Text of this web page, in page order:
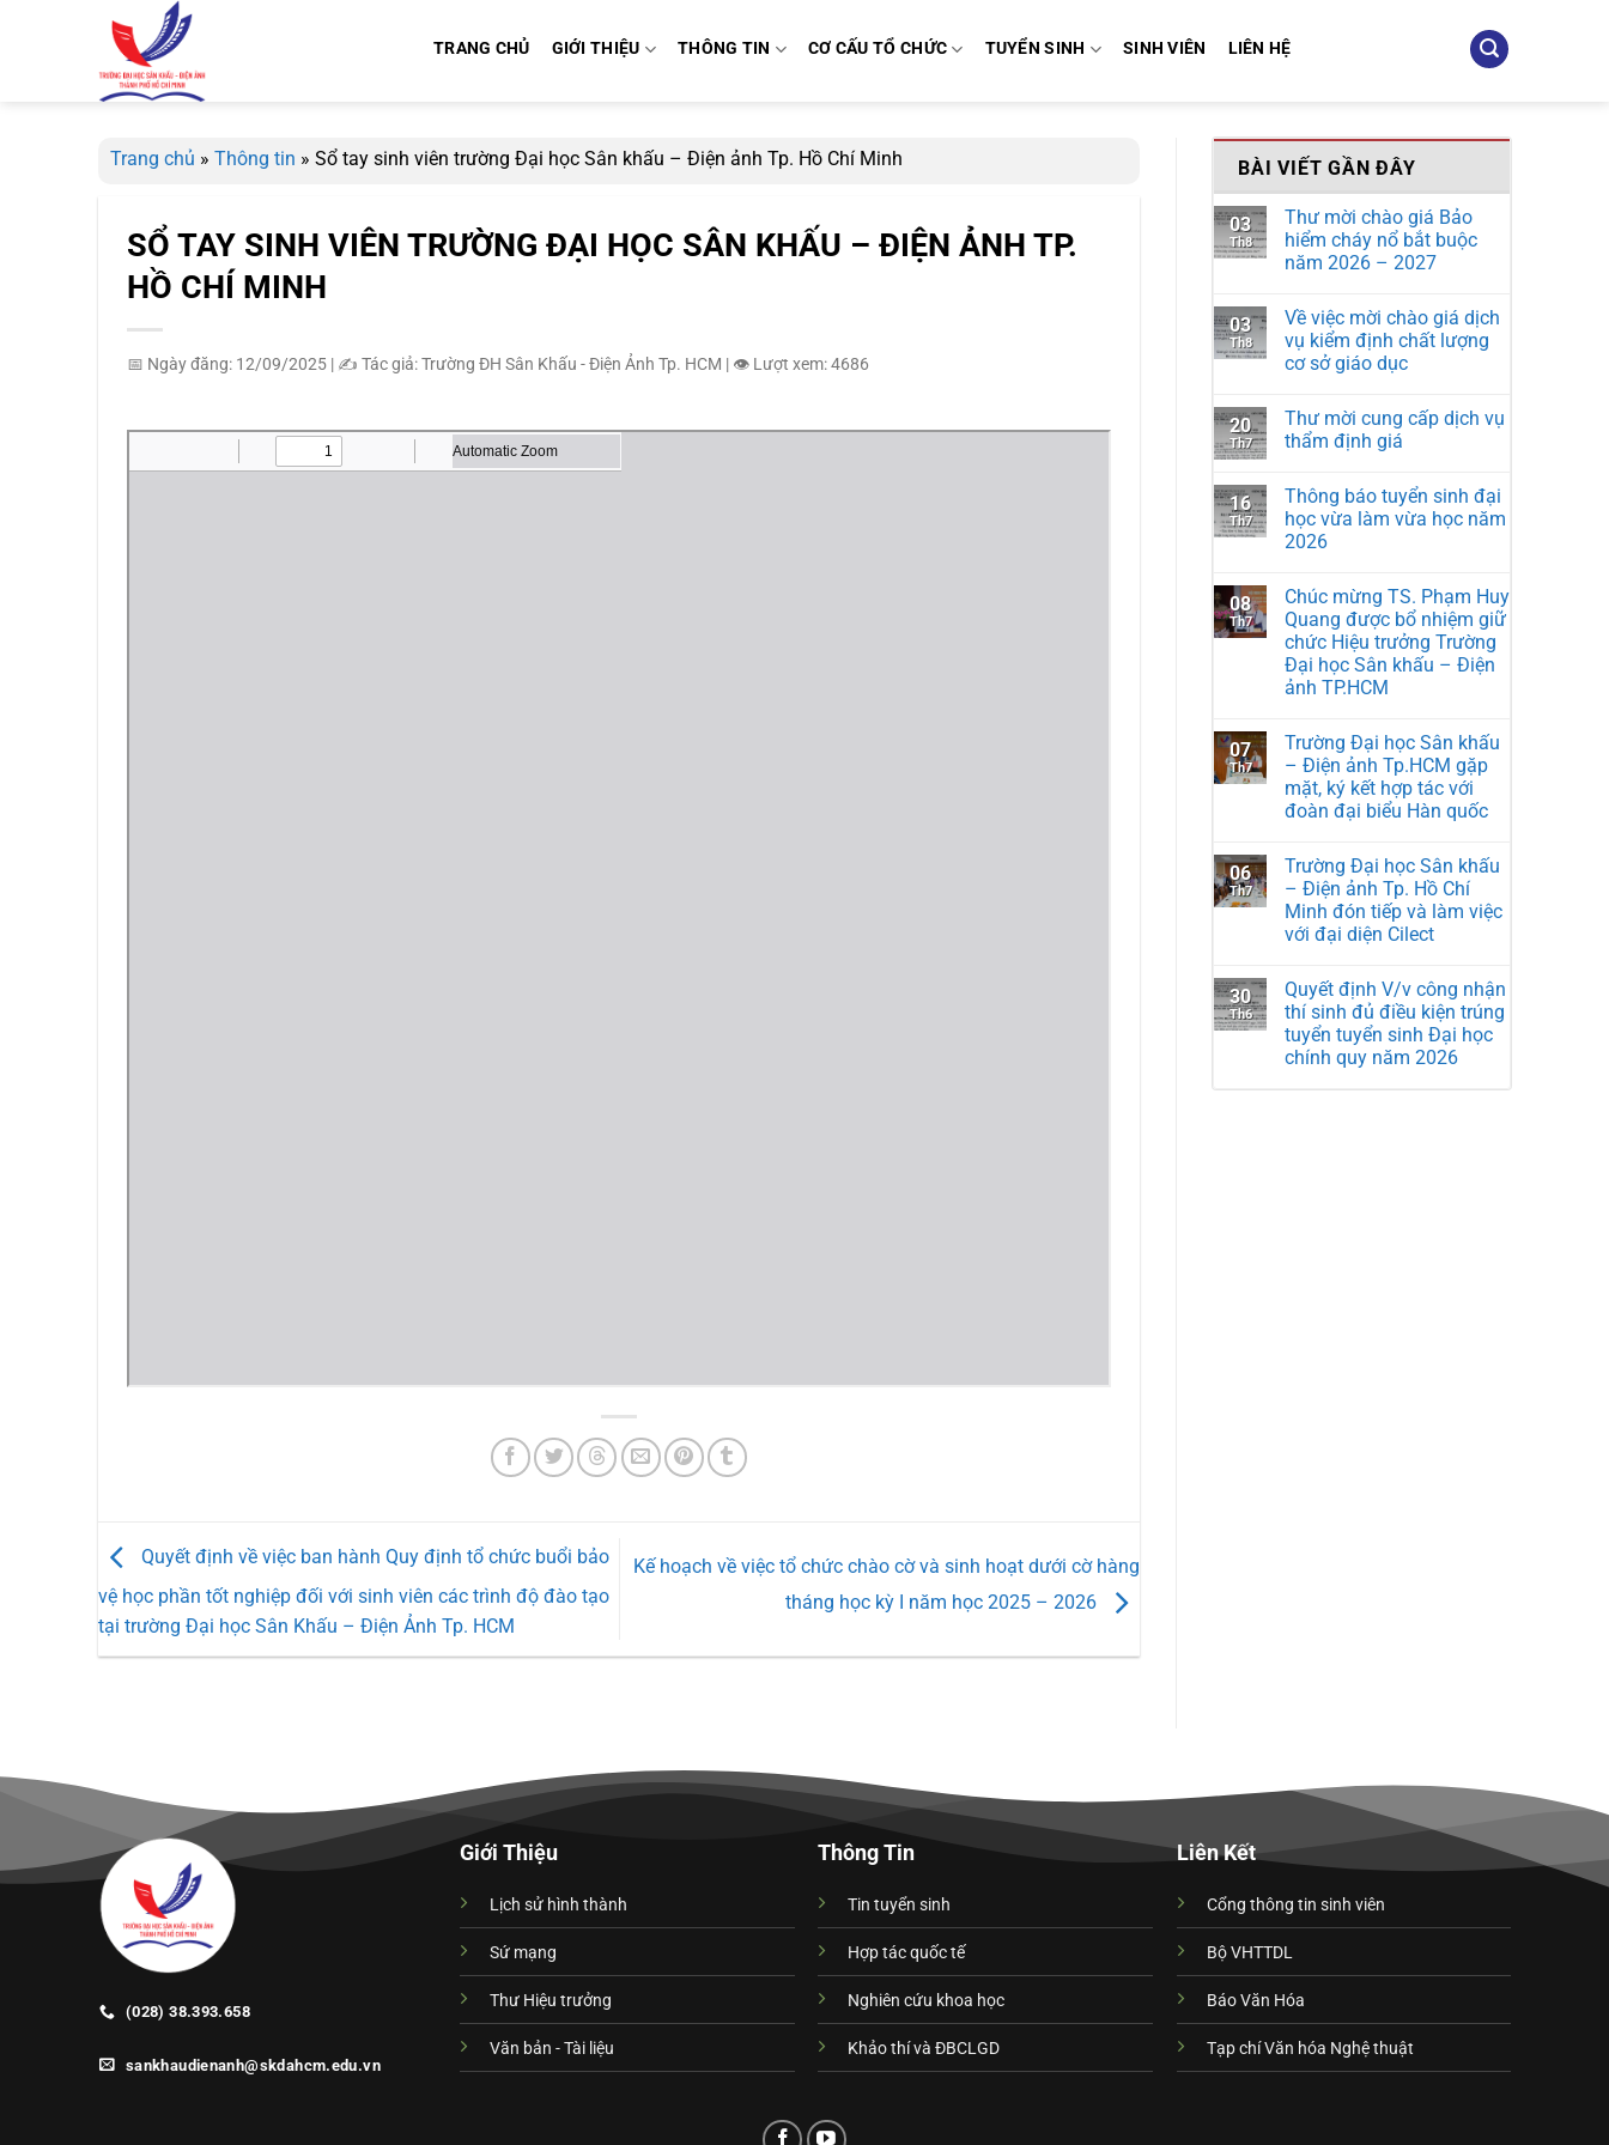
TRANG CHỦ GIỚI THIỆU THÔNG TIN CƠ CẤU TỔ CHỨC TUYỂN SINH SINH VIÊN LIÊN HỆ
Trang chủ » Thông tin » Sổ tay sinh viên trường Đại học Sân khấu – Điện ảnh Tp. Hồ Chí Minh
SỔ TAY SINH VIÊN TRƯỜNG ĐẠI HỌC SÂN KHẤU – ĐIỆN ẢNH TP.
HỒ CHÍ MINH
📅 Ngày đăng: 12/09/2025 | ✍️ Tác giả: Trường ĐH Sân Khấu - Điện Ảnh Tp. HCM | 👁️ Lượt xem: 4686
Quyết định về việc ban hành Quy định tổ chức buổi bảo
vệ học phần tốt nghiệp đối với sinh viên các trình độ đào tạo
tại trường Đại học Sân Khấu – Điện Ảnh Tp. HCM
Kế hoạch về việc tổ chức chào cờ và sinh hoạt dưới cờ hàng
tháng học kỳ I năm học 2025 – 2026
BÀI VIẾT GẦN ĐÂY
03
Th8
Thư mời chào giá Bảo
hiểm cháy nổ bắt buộc
năm 2026 – 2027
03
Th8
Về việc mời chào giá dịch
vụ kiểm định chất lượng
cơ sở giáo dục
20
Th7
Thư mời cung cấp dịch vụ
thẩm định giá
16
Th7
Thông báo tuyển sinh đại
học vừa làm vừa học năm
2026
08
Th7
Chúc mừng TS. Phạm Huy
Quang được bổ nhiệm giữ
chức Hiệu trưởng Trường
Đại học Sân khấu – Điện
ảnh TP.HCM
07
Th7
Trường Đại học Sân khấu
– Điện ảnh Tp.HCM gặp
mặt, ký kết hợp tác với
đoàn đại biểu Hàn quốc
06
Th7
Trường Đại học Sân khấu
– Điện ảnh Tp. Hồ Chí
Minh đón tiếp và làm việc
với đại diện Cilect
30
Th6
Quyết định V/v công nhận
thí sinh đủ điều kiện trúng
tuyển tuyển sinh Đại học
chính quy năm 2026
(028) 38.393.658
sankhaudienanh@skdahcm.edu.vn
Giới Thiệu
Lịch sử hình thành
Sứ mạng
Thư Hiệu trưởng
Văn bản - Tài liệu
Thông Tin
Tin tuyển sinh
Hợp tác quốc tế
Nghiên cứu khoa học
Khảo thí và ĐBCLGD
Liên Kết
Cổng thông tin sinh viên
Bộ VHTTDL
Báo Văn Hóa
Tạp chí Văn hóa Nghệ thuật